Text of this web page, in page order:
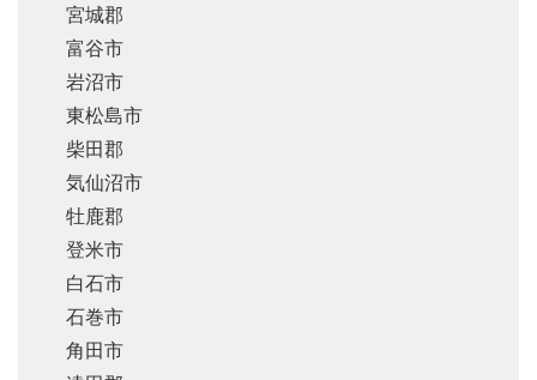
宮城郡
富谷市
岩沼市
東松島市
柴田郡
気仙沼市
牡鹿郡
登米市
白石市
石巻市
角田市